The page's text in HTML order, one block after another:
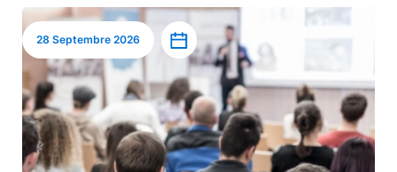
Image
28 Septembre 2026 Ajouter à l’agenda